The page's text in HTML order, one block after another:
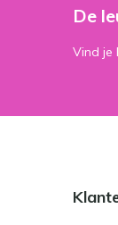
De
Vind je